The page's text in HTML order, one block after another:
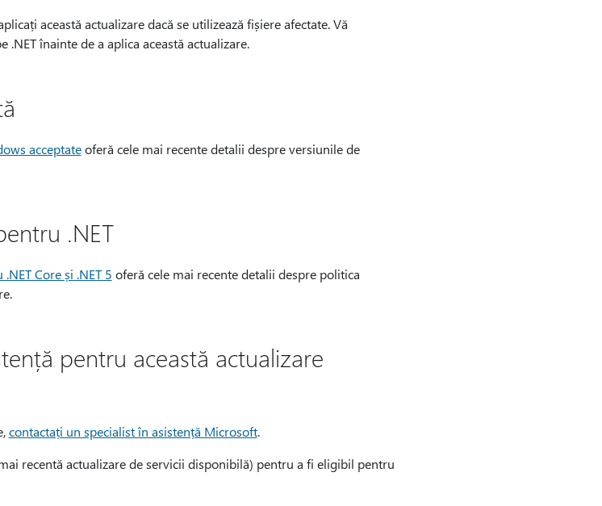
această actualizare dacă se utilizează fișiere afectate. Vă
înainte de a aplica această actualizare.
acceptateoferă cele mai recente detalii despre versiunile de
.NET
Core și .NET 5 oferă cele mai recente detalii despre politica
pentru această actualizare
contactați un specialist în asistență Microsoft.
recentă actualizare de servicii disponibilă) pentru a fi eligibil pentru